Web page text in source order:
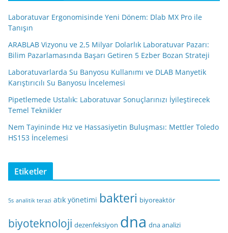
Laboratuvar Ergonomisinde Yeni Dönem: Dlab MX Pro ile
Tanışın
ARABLAB Vizyonu ve 2,5 Milyar Dolarlık Laboratuvar Pazarı:
Bilim Pazarlamasında Başarı Getiren 5 Ezber Bozan Strateji
Laboratuvarlarda Su Banyosu Kullanımı ve DLAB Manyetik
Karıştırıcılı Su Banyosu İncelemesi
Pipetlemede Ustalık: Laboratuvar Sonuçlarınızı İyileştirecek
Temel Teknikler
Nem Tayininde Hız ve Hassasiyetin Buluşması: Mettler Toledo
HS153 İncelemesi
Etiketler
5s analitik terazi atık yönetimi bakteri biyoreaktör
biyoteknoloji dezenfeksiyon dna dna analizi